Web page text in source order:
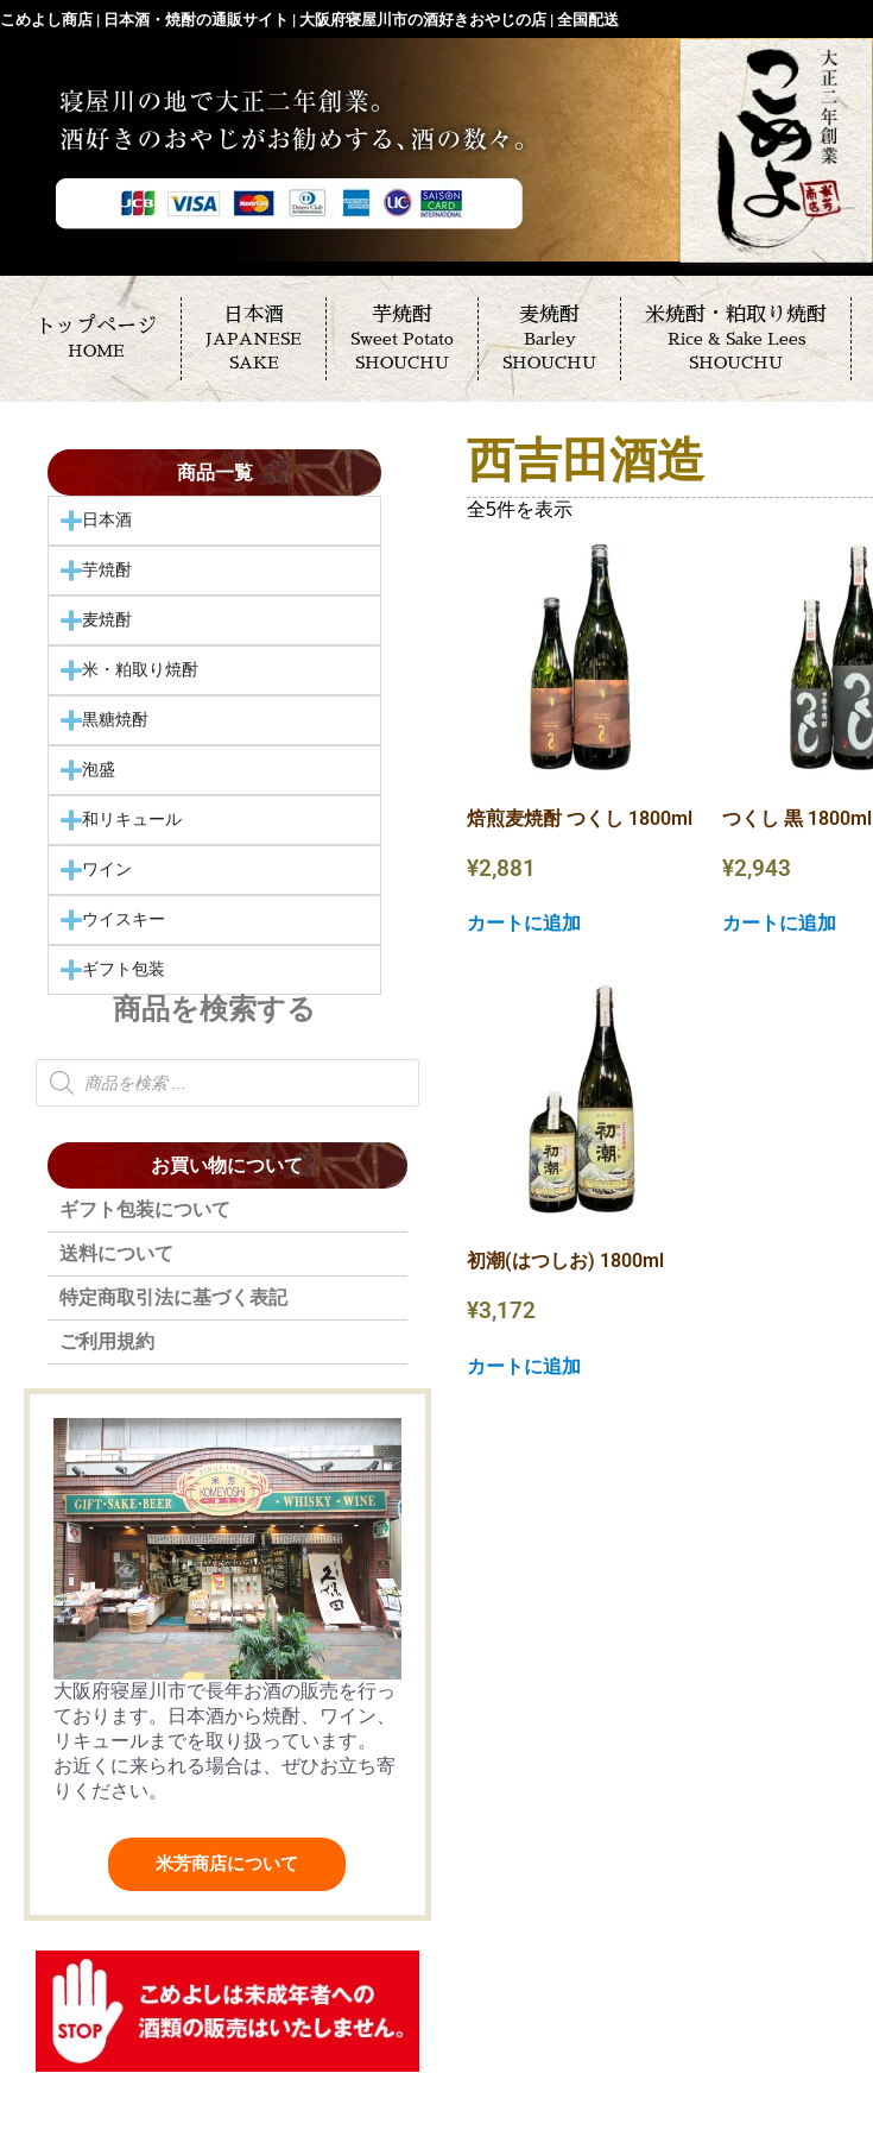
こめよし商店 | 日本酒・焼酎の通販サイト | 大阪府寝屋川市の酒好きおやじの店 | 全国配送
トップページ
HOME
日本酒
JAPANESE
SAKE
芋焼酎
Sweet Potato
SHOUCHU
麦焼酎
Barley
SHOUCHU
米焼酎・粕取り焼酎
Rice & Sake Lees
SHOUCHU
商品一覧
日本酒
芋焼酎
麦焼酎
米・粕取り焼酎
黒糖焼酎
泡盛
和リキュール
ワイン
ウイスキー
ギフト包装
商品を検索する
お買い物について
ギフト包装について
送料について
特定商取引法に基づく表記
ご利用規約
大阪府寝屋川市で長年お酒の販売を行っ
ております。日本酒から焼酎、ワイン、
リキュールまでを取り扱っています。
お近くに来られる場合は、ぜひお立ち寄
りください。
米芳商店について
西吉田酒造
全5件を表示
焙煎麦焼酎 つくし 1800ml
¥2,881
カートに追加
つくし 黒 1800ml
¥2,943
カートに追加
初潮(はつしお) 1800ml
¥3,172
カートに追加